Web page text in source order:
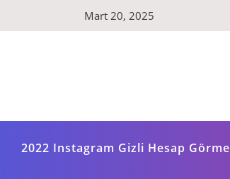
Mart 20, 2025
2022 Instagram Gizli Hesap Görme